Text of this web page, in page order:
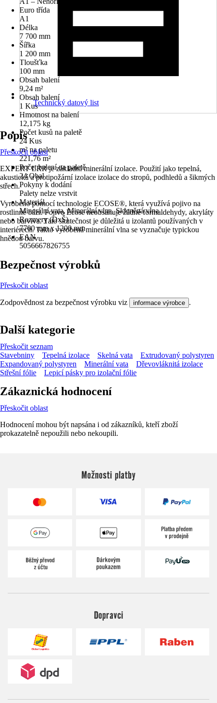
Euro třída
A1
Délka
7 700 mm
Šířka
1 200 mm
Tloušťka
100 mm
Obsah balení
9,24 m²
Obsah balení
1 Kus
Hmotnost na balení
12,175 kg
Počet kusů na paletě
24 Kus
m² na paletu
221,76 m²
Počet balení na paletě
24 Obal
Pokyny k dodání
Palety nelze vrstvit
Materiál
Minerální vata, Minerální vlna, Skleněná vlna
Rozmery (DxŠ)
7700 mm x 1200 mm
EAN
5056667826755
Technický datový list
Popis
Přeskočit oblast
EXPERT LRR je základní minerální izolace. Použití jako tepelná,
akustická a protipožární izolace izolace do stropů, podhledů a šikmých
střech.
Vyrobeno pomocí technologie ECOSE®, která využívá pojivo na
rostlinné bázi. Pojivo Ecose neobsahuje žádné formaldehydy, akryláty
nebo barviva. Tato skutečnost je důležitá u izolantů používaných v
interiérech. Takto vyrobená minerální vlna se vyznačuje typickou
hnědou barvu.
Bezpečnost výrobků
Přeskočit oblast
Zodpovědnost za bezpečnost výrobku viz informace výrobce .
Další kategorie
Přeskočit seznam
Stavebniny
Tepelná izolace Skelná vata
Extrudovaný polystyren
Expandovaný polystyren
Minerální vata
Dřevovláknitá izolace
Střešní fólie
Lepicí pásky pro izolační fólie
Zákaznická hodnocení
Přeskočit oblast
Hodnocení mohou být napsána i od zákazníků, kteří zboží
prokazatelně nepoužili nebo nekoupili.
Možnosti platby
Dopravci